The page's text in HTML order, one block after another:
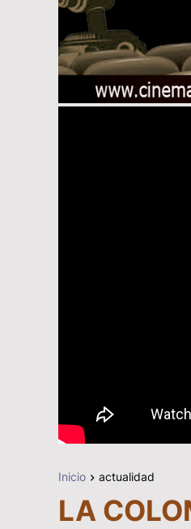
Inicio actualidad
LA